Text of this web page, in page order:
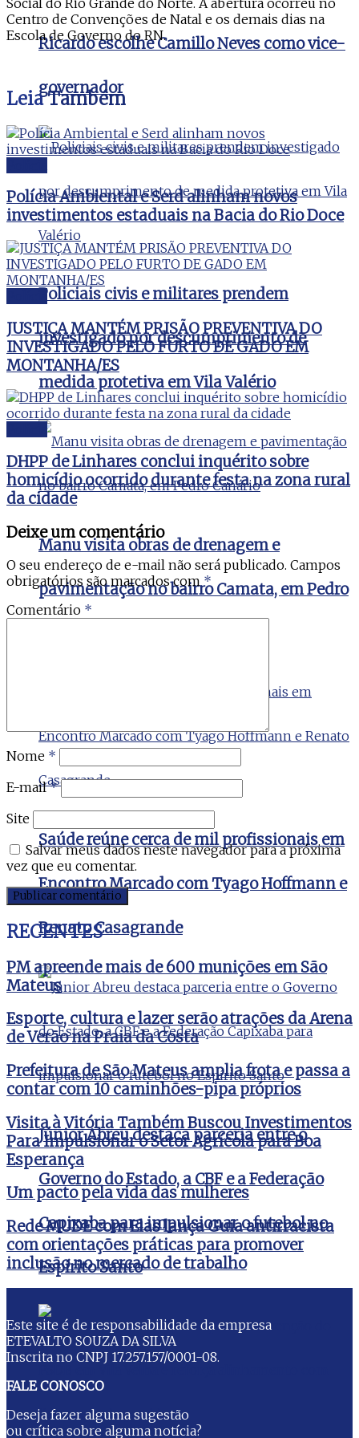
Ricardo escolhe Camillo Neves como vice-
governador
Policiais civis e militares prendem
investigado por descumprimento de
medida protetiva em Vila Valério
Manu visita obras de drenagem e
pavimentação no bairro Camata, em Pedro
Saúde reúne cerca de mil profissionais em
Encontro Marcado com Tyago Hoffmann e
Renato Casagrande
Júnior Abreu destaca parceria entre o
Governo do Estado, a CBF e a Federação
Capixaba para impulsionar o futebol no
Espírito Santo
Centro de Convenções de Natal e os demais dias na
Escola de Governo do RN.
LeiaTambém
Polícia Ambiental e Serd alinham novos
investimentos estaduais na Bacia do Rio Doce
JUSTIÇA MANTÉM PRISÃO PREVENTIVA DO
INVESTIGADO PELO FURTO DE GADO EM
MONTANHA/ES
DHPP de Linhares conclui inquérito sobre
homicídio ocorrido durante festa na zona rural
da cidade
Deixe um comentário
O seu endereço de e-mail não será publicado. Campos
obrigatórios são marcados com *
Comentário *
Nome *
E-mail*
Site
Salvar meus dados neste navegador para a próxima
vez que eu comentar.
RECENTES
PM apreende mais de 600 munições em São
Mateus
Esporte, cultura e lazer serão atrações da Arena
de Verão na Praia da Costa
Prefeitura de São Mateus amplia frota e passa a
contar com 10 caminhões-pipa próprios
Visita à Vitória Também Buscou Investimentos
Para Impulsionar o Setor Agrícola para Boa
Esperança
Um pacto pela vida das mulheres
Rede MUDE com Elas lança Guia antirracista
com orientações práticas para promover
inclusão no mercado de trabalho
Este site é de responsabilidade da empresa
ETEVALTO SOUZA DA SILVA
Inscrita no CNPJ 17.257.157/0001-08.
FALE CONOSCO
Deseja fazer alguma sugestão
ou crítica sobre alguma notícia?